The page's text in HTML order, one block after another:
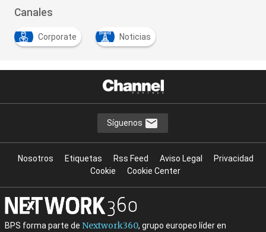
Canales
Corporate Noticias
Síguenos
Nosotros Etiquetas Rss Feed Aviso Legal
Privacidad
Cookie
Cookie Center
BPS forma parte de Nextwork360, grupo europeo líder en